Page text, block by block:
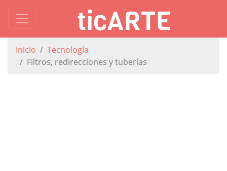
Inicio
Tecnología
Filtros, redirecciones y tuberías